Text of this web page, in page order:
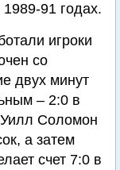
91 годах.
игроки
со
двух минут
– 2:0 в
Соломон
а затем
счет 7:0 в